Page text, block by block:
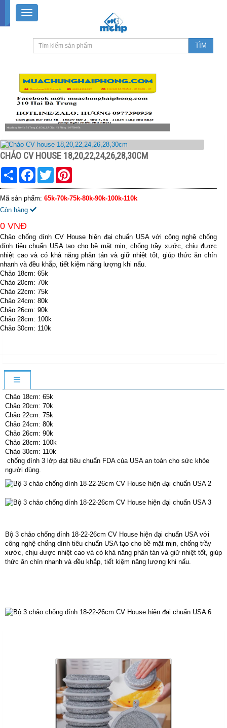
Muachung 310 Hai Bà Trưng (Cát Dài), Lê Chân, Hải Phòng / 0977390958
CHẢO CV HOUSE 18,20,22,24,26,28,30CM
Share FacebookTwitter
Mã sản phẩm: 65k-70k-75k-80k-90k-100k-110k
Còn hàng
0 VNĐ
Chảo chống dính CV House hiện đại chuẩn USA với công nghệ chống
dính tiêu chuẩn USA tạo cho bề mặt mịn, chống trầy xước, chịu được
nhiệt cao và có khả năng phân tán và giữ nhiệt tốt, giúp thức ăn chín
nhanh và đều khắp, tiết kiệm năng lượng khi nấu.
Chảo 18cm: 65k
Chảo 20cm: 70k
Chảo 22cm: 75k
Chảo 24cm: 80k
Chảo 26cm: 90k
Chảo 28cm: 100k
Chảo 30cm: 110k
Chảo 18cm: 65k
Chảo 20cm: 70k
Chảo 22cm: 75k
Chảo 24cm: 80k
Chảo 26cm: 90k
Chảo 28cm: 100k
Chảo 30cm: 110k
chống dính 3 lớp đạt tiêu chuẩn FDA của USA an toàn cho sức khỏe
người dùng.
Bộ 3 chảo chống dính 18-22-26cm CV House hiện đại chuẩn USA với
công nghệ chống dính tiêu chuẩn USA tạo cho bề mặt mịn, chống trầy
xước, chịu được nhiệt cao và có khả năng phân tán và giữ nhiệt tốt, giúp
thức ăn chín nhanh và đều khắp, tiết kiệm năng lượng khi nấu.